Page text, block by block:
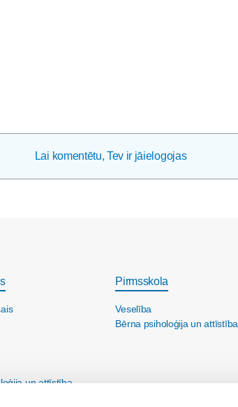
Lai komentētu, Tev ir jāielogojas
un attīstība
Pirmsskola
Veselība
Bērna psiholoģija un attīstība